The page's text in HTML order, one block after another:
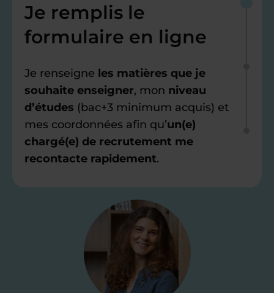
Je remplis le
formulaire en ligne
Je renseigne les matières que je
souhaite enseigner, mon niveau
d’études (bac+3 minimum acquis) et
mes coordonnées afin qu’un(e)
chargé(e) de recrutement me
recontacte rapidement.
Je valide ma
candidature